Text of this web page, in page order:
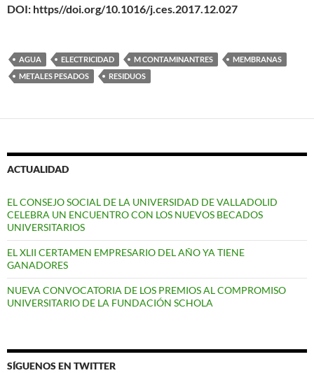
DOI: https//doi.org/10.1016/j.ces.2017.12.027
AGUA ELECTRICIDAD M CONTAMINANTRES
MEMBRANAS
METALES PESADOS
RESIDUOS
ACTUALIDAD
EL CONSEJO SOCIAL DE LA UNIVERSIDAD DE VALLADOLID
CELEBRA UN ENCUENTRO CON LOS NUEVOS BECADOS
UNIVERSITARIOS
EL XLII CERTAMEN EMPRESARIO DEL AÑO YA TIENE
GANADORES
NUEVA CONVOCATORIA DE LOS PREMIOS AL COMPROMISO
UNIVERSITARIO DE LA FUNDACIÓN SCHOLA
SÍGUENOS EN TWITTER